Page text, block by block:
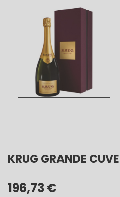
KRUG GRANDE
196,73 €